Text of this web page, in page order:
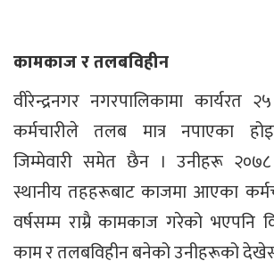
कामकाज र तलबविहीन
वीरेन्द्रनगर नगरपालिकामा कार्यरत
कर्मचारीले तलब मात्र नपाएका
जिम्मेवारी समेत छैन । उनीहरू २०७८
स्थानीय तहहरूबाट काजमा आएका
वर्षसम्म राम्रै कामकाज गरेको भएपनि
काम र तलबविहीन बनेको उनीहरूको